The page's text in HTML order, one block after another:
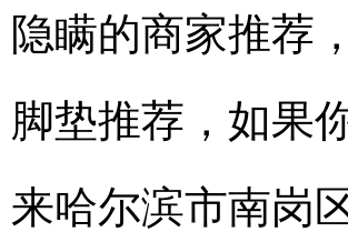
隐瞒的商家推荐
脚垫推荐，如果
来哈尔滨市南岗